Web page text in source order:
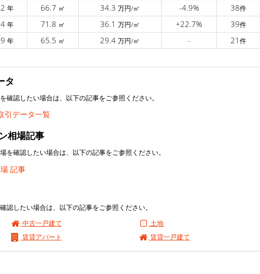
年 66.7 ㎡ 34.3 万円/㎡ -4.9% 38件
年 71.8 ㎡ 36.1 万円/㎡ +22.7% 39件
年 65.5 ㎡ 29.4 万円/㎡ - 21 件
タ
確認したい場合は、以下の記事をご参照ください。
引データ一覧
相場記事
を確認したい場合は、以下の記事をご参照ください。
記事
認したい場合は、以下の記事をご参照ください。
中古一戸建て
土地
賃貸アパート 賃貸一戸建て